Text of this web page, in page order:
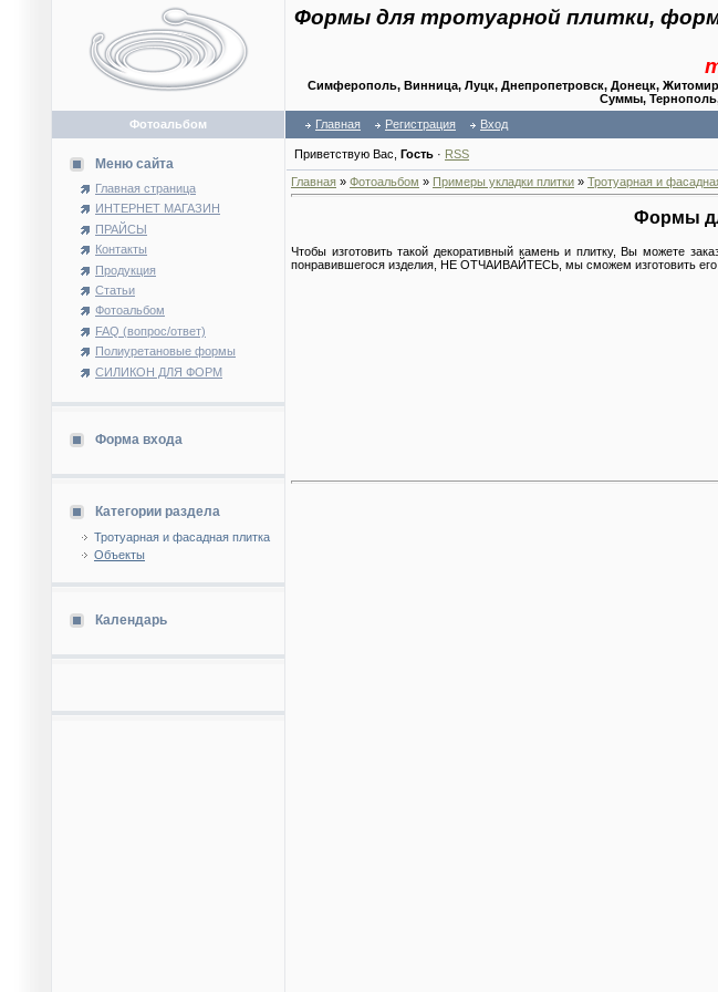
Формы для тротуарной плитки,
Симферополь, Винница, Луцк, Днепропетровск, Донецк,
Суммы,
Фотоальбом
Главная Регистрация Вход
Меню сайта
Главная страница
ИНТЕРНЕТ МАГАЗИН
ПРАЙСЫ
Контакты
Продукция
Статьи
Фотоальбом
FAQ (вопрос/ответ)
Полиуретановые формы
СИЛИКОН ДЛЯ ФОРМ
Форма входа
Категории раздела
Тротуарная и фасадная плитка
Объекты
Календарь
Приветствую Вас Гость · RSS
Главная » Фотоальбом » Примеры укладки плитки » Тротуарная и
Формы
Чтобы изготовить такой декоративный камень и плитку, Вы можете
понравившегося изделия, НЕ ОТЧАИВАЙТЕСЬ, мы сможем изготовить